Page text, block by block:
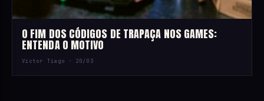
O FIM DOS CÓDIGOS DE TRAPAÇA NOS GAMES:
ENTENDA O MOTIVO
Victor Tiago · 20/03